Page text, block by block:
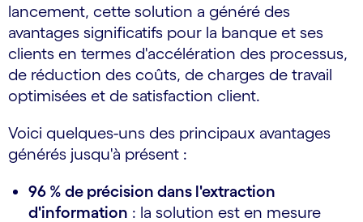
lancement, cette solution a généré des
avantages significatifs pour la banque et ses
clients en termes d'accélération des processus,
de réduction des coûts, de charges de travail
optimisées et de satisfaction client.
Voici quelques-uns des principaux avantages
générés jusqu'à présent :
96 % de précision dans l'extraction
d'information : la solution est en mesure